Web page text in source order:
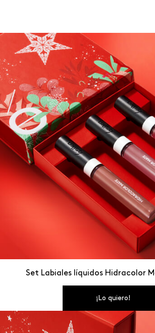
Set Labiales líquidos Hidracolor
¡Lo quiero!